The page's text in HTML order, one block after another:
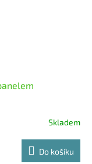
Skladem
Do košíku